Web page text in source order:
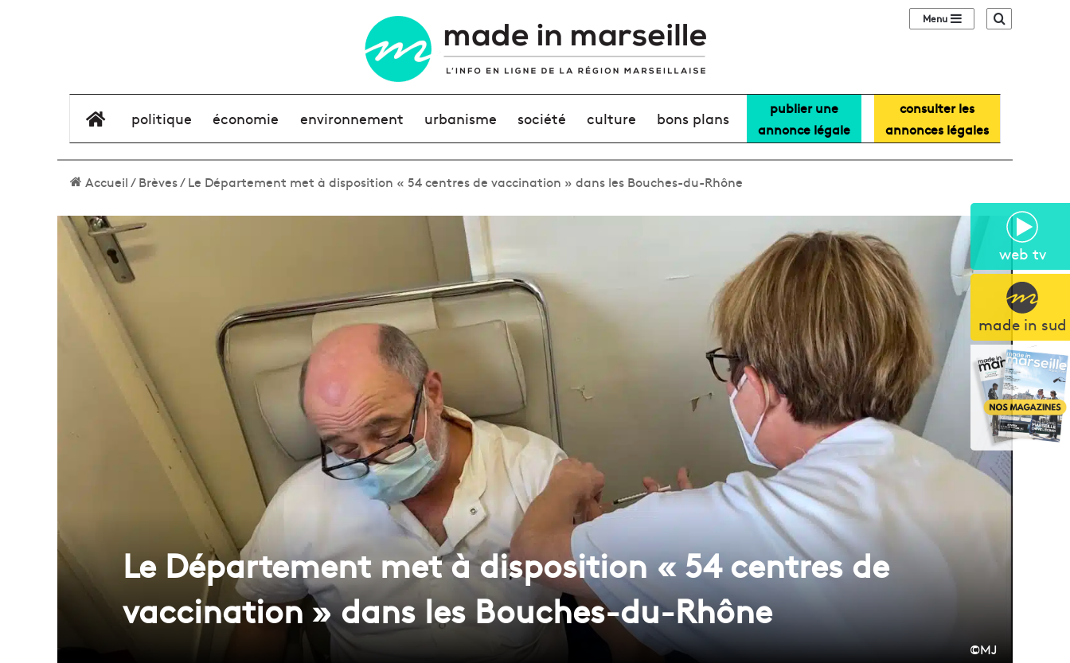
web tv
made in sud
Sidebar (barre
élément de menu
politique économie environnement urbanisme société culture bons plans
publier une
annonce légale
consulter les
annonces légales
Accueil/Brèves/Le Département met à disposition « 54 centres de vaccination » dans les Bouches-du-Rhône
Le Département met à disposition « 54 centres de
vaccination » dans les Bouches-du-Rhône
©MJ